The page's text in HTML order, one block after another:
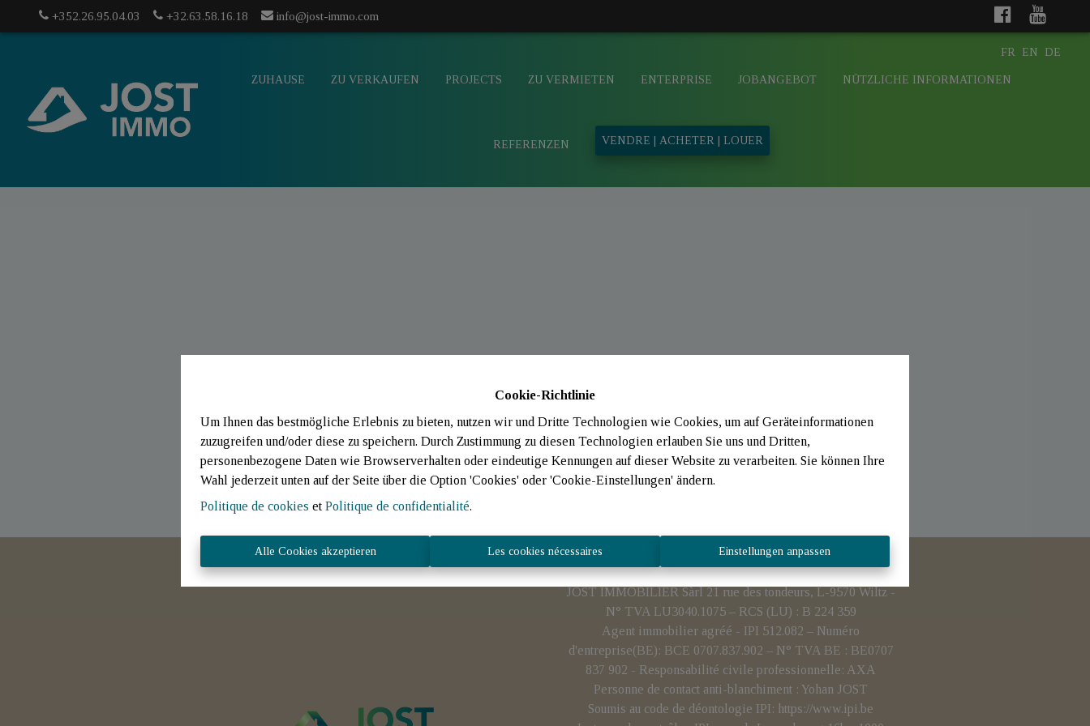
Cookie-Richtlinie
Um Ihnen das bestmögliche Erlebnis zu bieten, nutzen wir und Dritte Technologien wie Cookies, um auf Geräteinformationen
zuzugreifen und/oder diese zu speichern. Durch Zustimmung zu diesen Technologien erlauben Sie uns und Dritten,
personenbezogene Daten wie Browserverhalten oder eindeutige Kennungen auf dieser Website zu verarbeiten. Sie können Ihre
Wahl jederzeit unten auf der Seite über die Option 'Cookies' oder 'Cookie-Einstellungen' ändern.
Politique de cookies et Politique de confidentialité.
Alle Cookies akzeptieren Les cookies nécessaires Einstellungen anpassen
+352.26.95.04.03 +32.63.58.16.18 info@jost-immo.com
ZUHAUSE ZU VERKAUFEN PROJECTS ZU VERMIETEN ENTERPRISE JOBANGEBOT NÜTZLICHE INFORMATIONEN
REFERENZEN VENDRE | ACHETER | LOUER
FR EN DE
JOST IMMOBILIER Sàrl 21 rue des tondeurs, L-9570 Wiltz -
N° TVA LU3040.1075 – RCS (LU) : B 224 359
Agent immobilier agréé - IPI 512.082 – Numéro
d'entreprise(BE): BCE 0707.837.902 – N° TVA BE : BE0707
837 902 - Responsabilité civile professionnelle: AXA
Personne de contact anti-blanchiment : Yohan JOST
Soumis au code de déontologie IPI: https://www.ipi.be